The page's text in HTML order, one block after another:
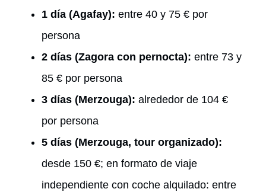
1 día (Agafay): entre 40 y 75 € por
persona
2 días (Zagora con pernocta): entre 73 y
85 € por persona
3 días (Merzouga): alrededor de 104 €
por persona
5 días (Merzouga, tour organizado):
desde 150 €; en formato de viaje
independiente con coche alquilado: entre